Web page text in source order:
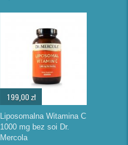
199,00 zł
Liposomalna Witamina C
1000 mg bez soi Dr.
Mercola